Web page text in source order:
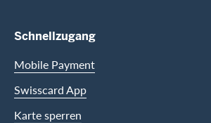
Footer Navigation
Schnellzugang
Mobile Payment
Swisscard App
Karte sperren